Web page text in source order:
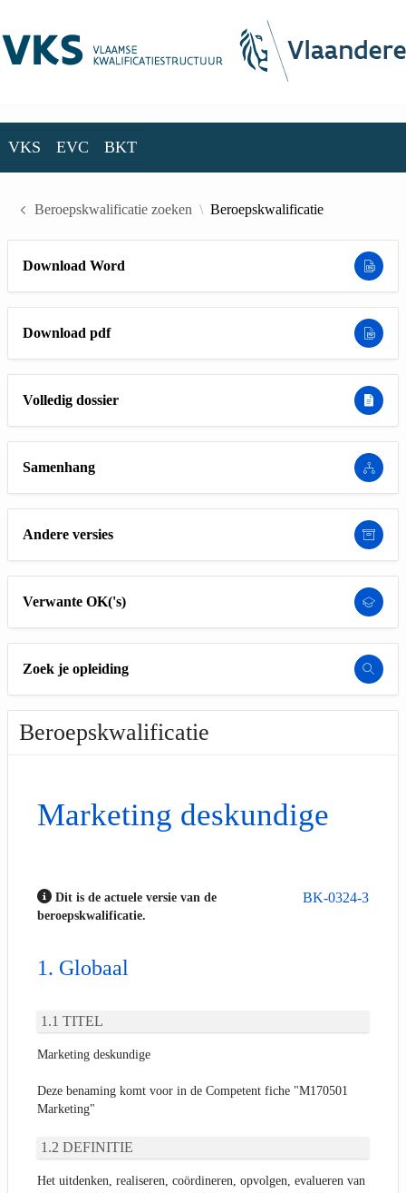
VKS EVC BKT
Beroepskwalificatie zoeken Beroepskwalificatie
Download Word
Download pdf
Volledig dossier
Samenhang
Andere versies
Verwante OK('s)
Zoek je opleiding
Beroepskwalificatie
Marketing deskundige
BK-0324-3
Dit is de actuele versie van de
beroepskwalificatie.
Globaal
TITEL
Marketing deskundige
Deze benaming komt voor in de Competent fiche "M170501
Marketing"
DEFINITIE
Het uitdenken, realiseren, coördineren, opvolgen, evalueren van